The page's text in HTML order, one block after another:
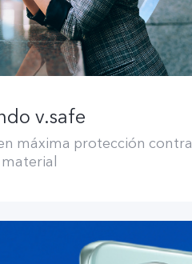
v.safe
máxima protección contra